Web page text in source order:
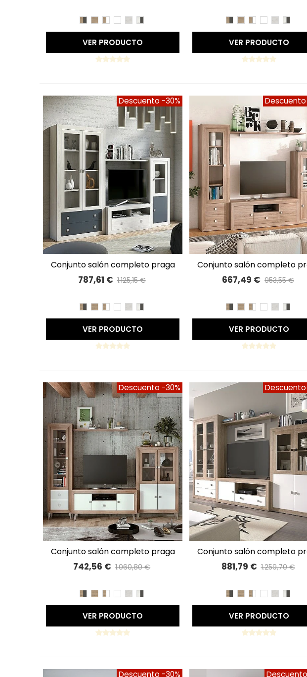
CAMBRIAN/PIZARRA
CAMBRIAN
CAMBRIAN/BLANCO
BLANCO
TIBETTIBET/PIZARRA
VER PRODUCTO
CAMBRIAN/PIZARRA
CAMBRIAN
CAMBRIAN/
BLANCO
TIBET
VER PRODUCTO
Descuento -30%
A LISTA DE DESEOS
conjunto salón completo praga
280cm 62
787,61 € 1.125,15 €
CAMBRIAN/PIZARRA
CAMBRIAN
CAMBRIAN/BLANCO
BLANCO
TIBETTIBET/PIZARRA
VER PRODUCTO
Descuento
A LISTA DE DESEOS
conjunto salón completo praga
287cm 63
667,49 € 953,55 €
CAMBRIAN/PIZARRA
CAMBRIAN
CAMBRIAN/
BLANCO
TIBET
VER PRODUCTO
Descuento -30%
A LISTA DE DESEOS
conjunto salón completo praga
327cm 74
742,56 € 1.060,80 €
CAMBRIAN/PIZARRA
CAMBRIAN
CAMBRIAN/BLANCO
BLANCO
TIBETTIBET/PIZARRA
VER PRODUCTO
Descuento
A LISTA DE DESEOS
conjunto salón completo praga
340cm 76
881,79 € 1.259,70 €
CAMBRIAN/PIZARRA
CAMBRIAN
CAMBRIAN/
BLANCO
TIBET
VER PRODUCTO
Descuento -30% Descuento